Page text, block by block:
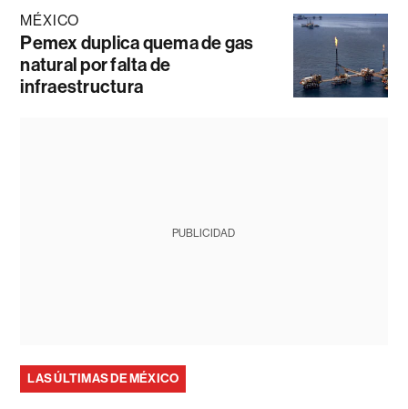
MÉXICO
Pemex duplica quema de gas
natural por falta de
infraestructura
PUBLICIDAD
LAS ÚLTIMAS DE MÉXICO